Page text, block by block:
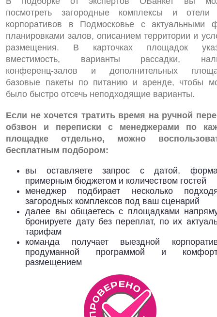
посмотреть загородные комплексы и отели
корпоративов в Подмосковье с актуальными
планировками залов, описанием территории и
размещения. В карточках площадок
вместимость, варианты рассадки,
конференц‑залов и дополнительных
базовые пакеты по питанию и аренде, чтобы
было быстро отсечь неподходящие варианты.
Если не хочется тратить время на ручной
обзвон и переписки с менеджерами по
площадке отдельно, можно
бесплатным подбором:
вы оставляете запрос с датой,
примерным бюджетом и количеством гостей
менеджер подбирает несколько
загородных комплексов под ваш сценарий
далее вы общаетесь с площадками
бронируете дату без переплат, по их
тарифам
команда получает выездной
продуманной программой и
размещением